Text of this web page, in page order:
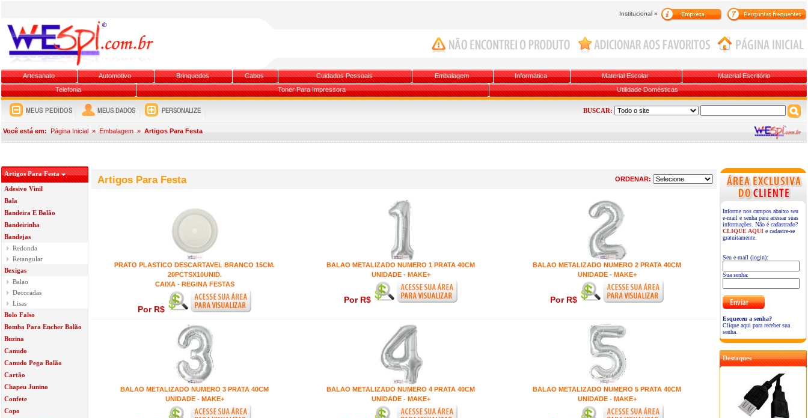
Institucional »
Artesanato Automotivo Brinquedos Cabos Cuidados Pessoais Embalagem Informática Material Escolar
Material Escritório
Telefonia
Toner Para Impressora Utilidade Domésticas
BUSCAR:
Você está em: Página Inicial » Embalagem » Artigos Para Festa
Artigos Para Festa
Adesivo Vinil
Bala
Bandeira E Balão
Bandeirinha
Bandejas
Redonda
Retangular
Bexigas
Balao
Decoradas
Lisas
Bolo Falso
Bomba Para Encher Balão
Buzina
Canudo
Canudo Pega Balão
Cartão
Chapeu Junino
Confete
Copo
Informe nos campos abaixo seu
e-mail e senha para acessar suas
informações. Não é cadastrado?
CLIQUE AQUI e cadastre-se
gratuitamente.
Seu e-mail (login):
Sua senha:
Esqueceu a senha?
Clique aqui para receber sua
senha.
Destaques
Artigos Para Festa ORDENAR:
PRATO PLASTICO DESCARTAVEL BRANCO 15CM.
20PCTSX10UNID.
CAIXA - REGINA FESTAS
Por R$
BALAO METALIZADO NUMERO 1 PRATA 40CM
UNIDADE - MAKE+
Por R$
BALAO METALIZADO NUMERO 2 PRATA 40CM
UNIDADE - MAKE+
Por R$
BALAO METALIZADO NUMERO 3 PRATA 40CM
UNIDADE - MAKE+
BALAO METALIZADO NUMERO 4 PRATA 40CM
UNIDADE - MAKE+
BALAO METALIZADO NUMERO 5 PRATA 40CM
UNIDADE - MAKE+